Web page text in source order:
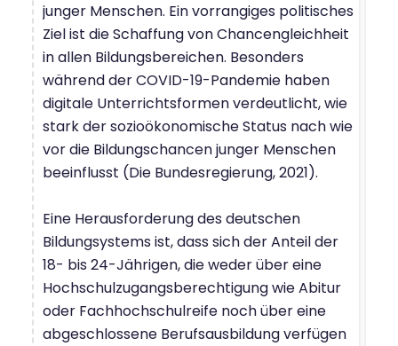
junger Menschen. Ein vorrangiges politisches
Ziel ist die Schaffung von Chancengleichheit
in allen Bildungsbereichen. Besonders
während der COVID-19-Pandemie haben
digitale Unterrichtsformen verdeutlicht, wie
stark der sozioökonomische Status nach wie
vor die Bildungschancen junger Menschen
beeinflusst (Die Bundesregierung, 2021).
Eine Herausforderung des deutschen
Bildungsystems ist, dass sich der Anteil der
18- bis 24-Jährigen, die weder über eine
Hochschulzugangsberechtigung wie Abitur
oder Fachhochschulreife noch über eine
abgeschlossene Berufsausbildung verfügen